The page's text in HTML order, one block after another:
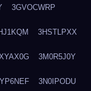
3GVOCWRP
3HSTLPXX
3M0R5J0Y
3N0IPODU